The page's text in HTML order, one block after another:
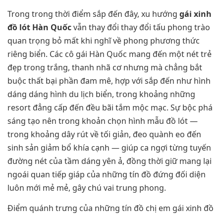
Trong trong thời điểm sắp đến đây, xu hướng gái xinh
đồ lót Hàn Quốcvẫn thay đổi thay đổi tấu phong trào
quan trọng bỏ mất khi nghĩ về phong phương thức
riêng biển. Các cô gái Hàn Quốc mang đến một nét trẻ
đẹp trong trắng, thanh nhã cơ nhưng mà chẳng bắt
buộc thất bại phần đam mê, hợp với sắp đến như hình
dáng dáng hình du lịch biển, trong khoảng những
resort đẳng cấp đến đều bãi tắm mộc mạc. Sự bộc phá
sáng tạo nên trong khoản chọn hình mẫu đồ lót —
trong khoảng dây rút về tối giản, đeo quành eo đến
sinh sản giảm bổ khía cạnh — giúp ca ngợi từng tuyến
đường nét của tầm dáng yên ả, đồng thời giữ mang lại
ngoái quan tiếp giáp của những tín đồ đứng đối diện
luôn mới mẻ mẻ, gây chú vai trung phong.
Điểm quánh trưng của những tín đồ chị em gái xinh đồ